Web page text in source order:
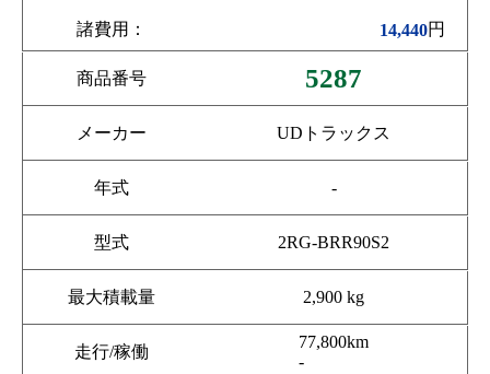
諸費用： 14,440円
商品番号 5287
メーカー UDトラックス
年式 -
型式 2RG-BRR90S2
最大積載量 2,900 kg
走行/稼働
77,800km
-